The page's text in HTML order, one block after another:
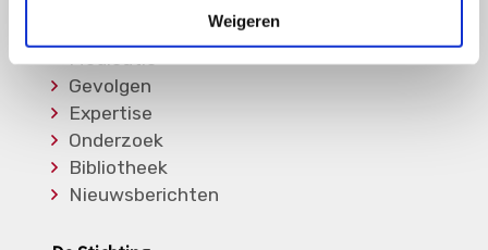
Weigeren
Soorten Vasculitis
Medicatie
Gevolgen
Expertise
Onderzoek
Bibliotheek
Nieuwsberichten